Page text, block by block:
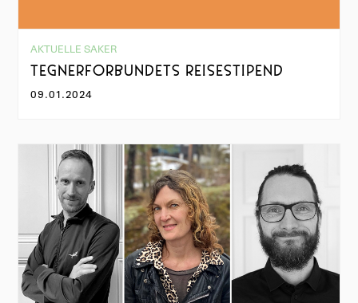
AKTUELLE SAKER
TEGNERFORBUNDETS REISESTIPEND
09.01.2024